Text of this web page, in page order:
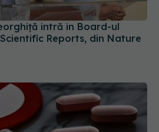
Reports, din Nature